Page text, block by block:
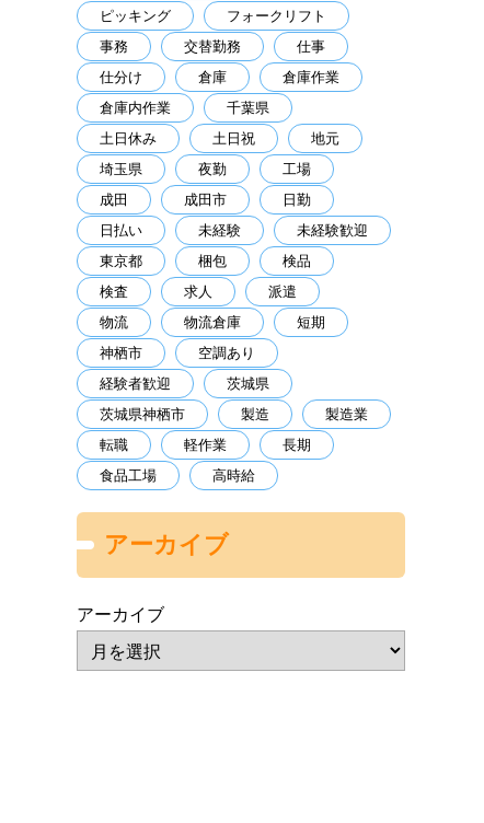
ピッキング
フォークリフト
事務
交替勤務
仕事
仕分け
倉庫
倉庫作業
倉庫内作業
千葉県
土日休み
土日祝
地元
埼玉県
夜勤
工場
成田
成田市
日勤
日払い
未経験
未経験歓迎
東京都
梱包
検品
検査
求人
派遣
物流
物流倉庫
短期
神栖市
空調あり
経験者歓迎
茨城県
茨城県神栖市
製造
製造業
転職
軽作業
長期
食品工場
高時給
アーカイブ
アーカイブ